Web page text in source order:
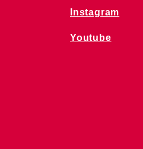
Instagram
Youtube